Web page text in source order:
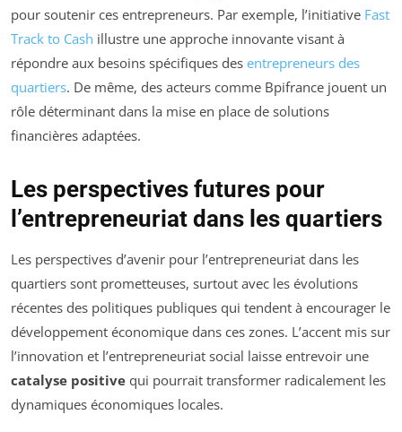
pour soutenir ces entrepreneurs. Par exemple, l’initiative Fast
Track to Cash illustre une approche innovante visant à
répondre aux besoins spécifiques des entrepreneurs des
quartiers. De même, des acteurs comme Bpifrance jouent un
rôle déterminant dans la mise en place de solutions
financières adaptées.
Les perspectives futures pour
l’entrepreneuriat dans les quartiers
Les perspectives d’avenir pour l’entrepreneuriat dans les
quartiers sont prometteuses, surtout avec les évolutions
récentes des politiques publiques qui tendent à encourager le
développement économique dans ces zones. L’accent mis sur
l’innovation et l’entrepreneuriat social laisse entrevoir une
catalyse positive qui pourrait transformer radicalement les
dynamiques économiques locales.